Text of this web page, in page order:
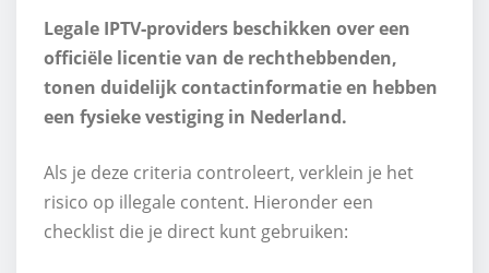
Legale IPTV‑providers beschikken over een
officiële licentie van de rechthebbenden,
tonen duidelijk contactinformatie en hebben
een fysieke vestiging in Nederland.
Als je deze criteria controleert, verklein je het
risico op illegale content. Hieronder een
checklist die je direct kunt gebruiken: